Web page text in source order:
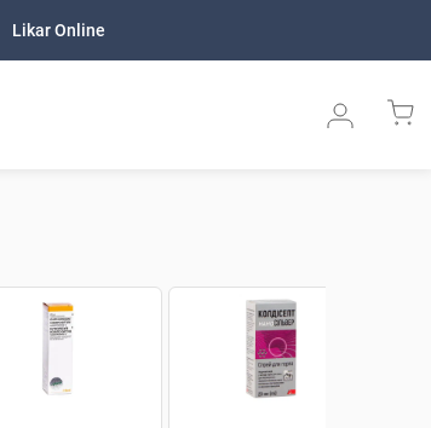
Likar Online